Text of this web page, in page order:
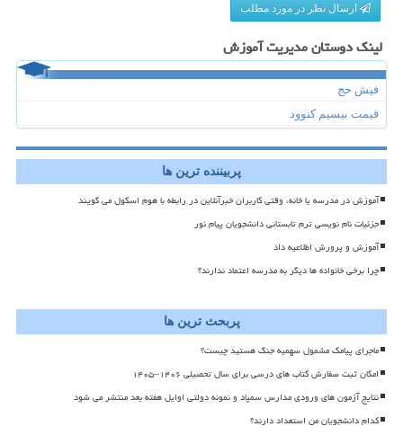
ارسال نظر در مورد مطلب
لینک دوستان مدیریت آموزش
فیش حج
قیمت بیسیم کنوود
پربیننده ترین ها
آموزش در مدرسه یا خانه، وقتی کاربران خبرآنلاین در رابطه با هوم اسکول می گویند
جزئیات نام نویسی ترم تابستانی دانشجویان پیام نور
آموزش و پرورش اطلاعیه داد
چرا برخی خانواده ها دیگر به مدرسه اعتماد ندارند؟
پربحث ترین ها
ماجرای پیامک مشمول سهمیه جنگ هستید چیست؟
امکان ثبت سفارش کتاب های درسی برای سال تحصیلی ۱۴۰۶–۱۴۰۵
نتایج آزمون های ورودی مدارس سمپاد و نمونه دولتی اوایل هفته بعد منتشر می شود
کدام دانشجویان من استعداد دارند؟